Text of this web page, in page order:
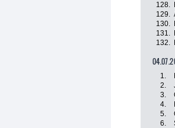
128.
129.
130.
131.
132.
1.
2.
3.
4.
5.
6.